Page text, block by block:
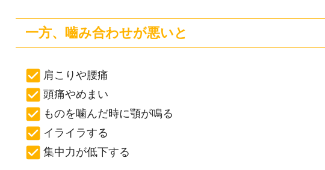
一方、嚙み合わせが悪いと
肩こりや腰痛
頭痛やめまい
ものを噛んだ時に顎が鳴る
イライラする
集中力が低下する